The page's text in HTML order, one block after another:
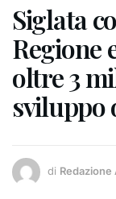
Siglata
Regione
oltre 3
di Redazione